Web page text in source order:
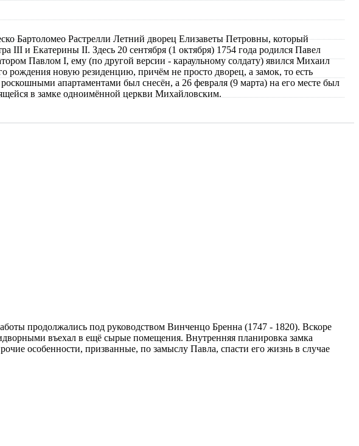
Бартоломео Растрелли Летний дворец Елизаветы Петровны, который
III и Екатерины II. Здесь 20 сентября (1 октября) 1754 года родился Павел
Павлом I, ему (по другой версии - караульному солдату) явился Михаил
рождения новую резиденцию, причём не просто дворец, а замок, то есть
апартаментами был снесён, а 26 февраля (9 марта) на его месте был
в замке одноимённой церкви Михайловским.
продолжались под руководством Винченцо Бренна (1747 - 1820). Вскоре
въехал в ещё сырые помещения. Внутренняя планировка замка
особенности, призванные, по замыслу Павла, спасти его жизнь в случае